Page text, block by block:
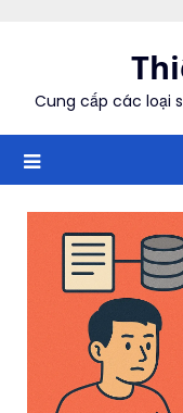
Cung cấp các loại